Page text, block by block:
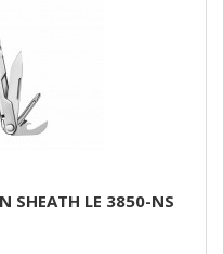
SHEATH LE 3850-NS